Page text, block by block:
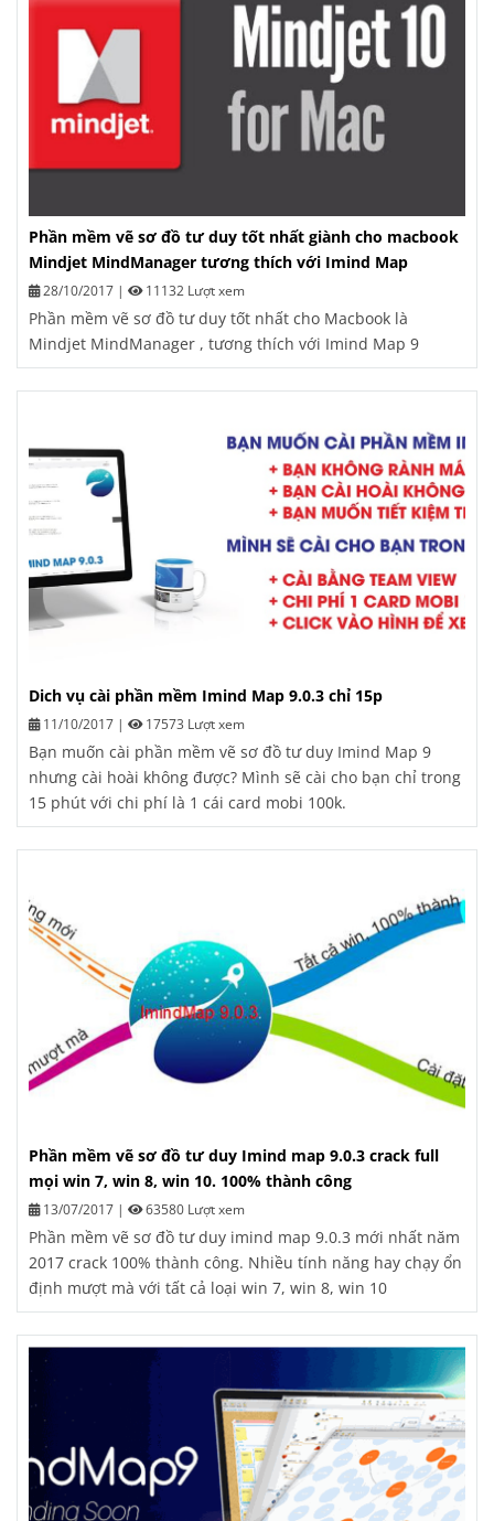
Phần mềm vẽ sơ đồ tư duy tốt nhất giành cho macbook
Mindjet MindManager tương thích với Imind Map
28/10/2017 | 11132 Lượt xem
Phần mềm vẽ sơ đồ tư duy tốt nhất cho Macbook là
Mindjet MindManager , tương thích với Imind Map 9
Dich vụ cài phần mềm Imind Map 9.0.3 chỉ 15p
11/10/2017 | 17573 Lượt xem
Bạn muốn cài phần mềm vẽ sơ đồ tư duy Imind Map 9
nhưng cài hoài không được? Mình sẽ cài cho bạn chỉ trong
15 phút với chi phí là 1 cái card mobi 100k.
Phần mềm vẽ sơ đồ tư duy Imind map 9.0.3 crack full
mọi win 7, win 8, win 10. 100% thành công
13/07/2017 | 63580 Lượt xem
Phần mềm vẽ sơ đồ tư duy imind map 9.0.3 mới nhất năm
2017 crack 100% thành công. Nhiều tính năng hay chạy ổn
định mượt mà với tất cả loại win 7, win 8, win 10